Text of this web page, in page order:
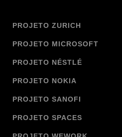
PROJETO ZURICH
PROJETO MICROSOFT
PROJETO NÉSTLÉ
PROJETO NOKIA
PROJETO SANOFI
PROJETO SPACES